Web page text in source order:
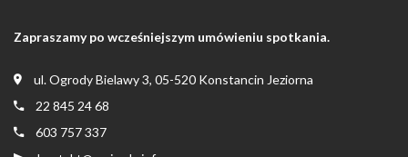
Zapraszamy po wcześniejszym umówieniu spotkania.
ul. Ogrody Bielawy 3, 05-520 Konstancin Jeziorna
22 845 24 68
603 757 337